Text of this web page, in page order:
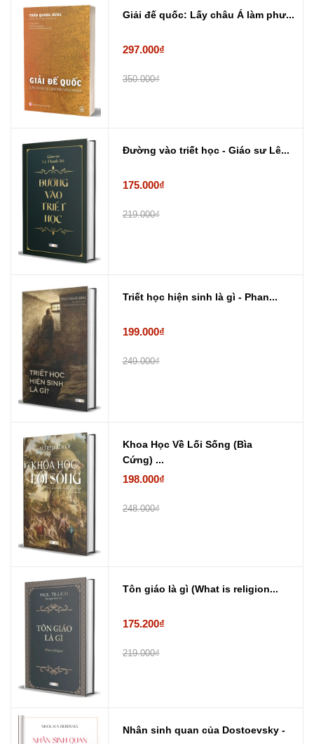
Giải đế quốc: Lấy châu Á làm phư...
297.000₫
350.000₫
Đường vào triết học - Giáo sư Lê...
175.000₫
219.000₫
Triết học hiện sinh là gì - Phan...
199.000₫
249.000₫
Khoa Học Về Lối Sống (Bìa
Cứng) ...
198.000₫
248.000₫
Tôn giáo là gì (What is religion...
175.200₫
219.000₫
Nhân sinh quan của Dostoevsky -